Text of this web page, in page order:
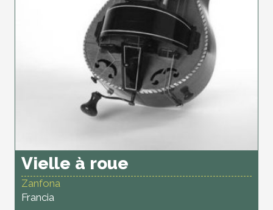
Vielle à roue
Zanfona
Francia